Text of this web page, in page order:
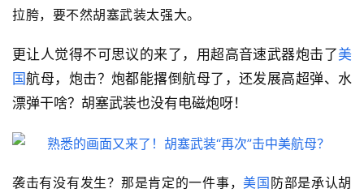
拉胯，要不然胡塞武装太强大。
更让人觉得不可思议的来了，用超高音速武器炮击了 美
国航母，炮击？炮都能撂倒航母了，还发展高超弹、水
漂弹干啥？胡塞武装也没有电磁炮呀！
袭击有没有发生？那是肯定的一件事，美国 防部是承认胡